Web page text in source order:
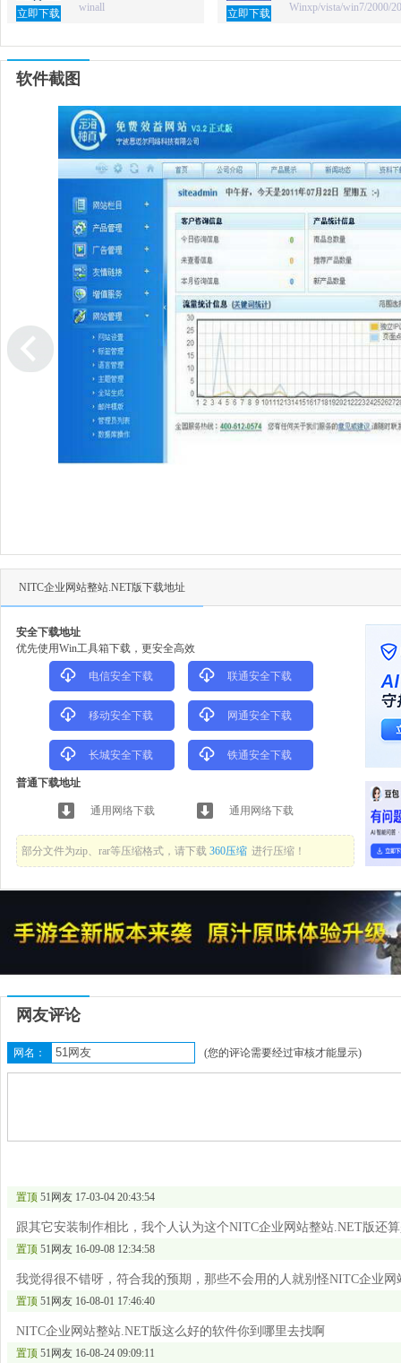
立即下载 winall 立即下载 Winxp/vista/win7/2000/
软件截图
NITC企业网站整站.NET版下载地址
安全下载地址
优先使用Win工具箱下载，更安全高效
电信安全下载 联通安全下载
移动安全下载 网通安全下载
长城安全下载 铁通安全下载
普通下载地址
通用网络下载 通用网络下载
部分文件为zip、rar等压缩格式，请下载 360压缩 进行压缩！
网友评论
网名： (您的评论需要经过审核才能显示)
置顶 51网友 17-03-04 20:43:54
跟其它安装制作相比，我个人认为这个NITC企业网站整站.NET版还
置顶 51网友 16-09-08 12:34:58
我觉得很不错呀，符合我的预期，那些不会用的人就别怪NITC企业网
置顶 51网友 16-08-01 17:46:40
NITC企业网站整站.NET版这么好的软件你到哪里去找啊
置顶 51网友 16-08-24 09:09:11